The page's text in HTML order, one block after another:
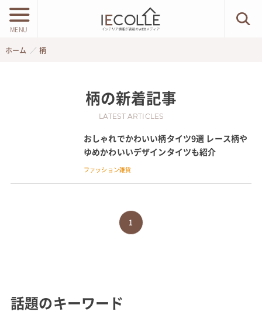
MENU
ホーム 柄
柄の新着記事
LATEST ARTICLES
おしゃれでかわいい柄タイツ9選 レース柄や
ゆめかわいいデザインタイツも紹介
ファッション雑貨
1
話題のキーワード